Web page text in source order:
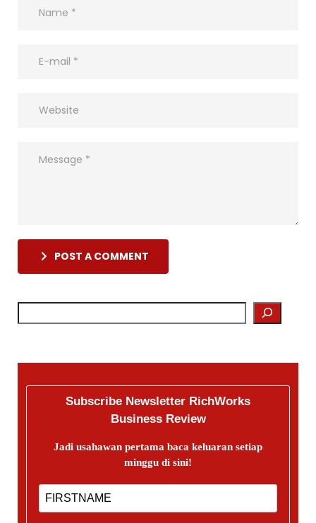
POST A COMMENT
Subscribe Newsletter RichWorks
Business Review
Jadi usahawan pertama baca keluaran setiap
minggu di sini!